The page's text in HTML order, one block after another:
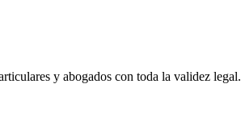
y abogados con toda la validez legal.